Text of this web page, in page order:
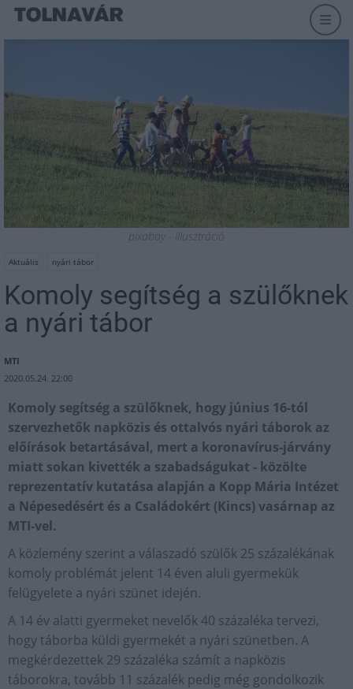
pixabay - illusztráció
Aktuális nyári tábor
Komoly segítség a szülőknek
a nyári tábor
MTI
2020.05.24. 22:00
Komoly segítség a szülőknek, hogy június 16-tól
szervezhetők napközis és ottalvós nyári táborok az
előírások betartásával, mert a koronavírus-járvány
miatt sokan kivették a szabadságukat - közölte
reprezentatív kutatása alapján a Kopp Mária Intézet
a Népesedésért és a Családokért (Kincs) vasárnap az
MTI-vel.
A közlemény szerint a válaszadó szülők 25 százalékának
komoly problémát jelent 14 éven aluli gyermekük
felügyelete a nyári szünet idején.
A 14 év alatti gyermeket nevelők 40 százaléka tervezi,
hogy táborba küldi gyermekét a nyári szünetben. A
megkérdezettek 29 százaléka számít a napközis
táborokra, tovább 11 százalék pedig még gondolkozik